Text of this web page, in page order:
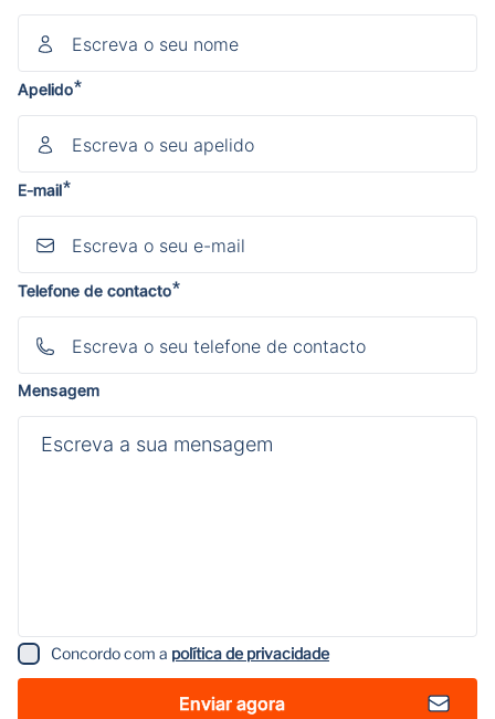
Apelido*
E-mail*
Telefone de contacto*
Mensagem
Concordo com a política de privacidade